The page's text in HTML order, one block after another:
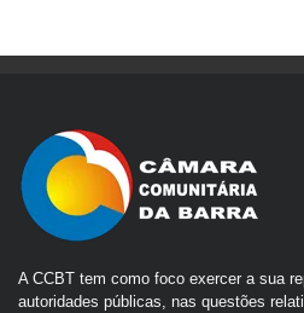
A CCBT tem como foco exercer a sua
autoridades públicas, nas questões